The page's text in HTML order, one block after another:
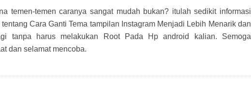
temen-temen caranya sangat mudah bukan? itulah sedikit informasi
Cara Ganti Tema tampilan Instagram Menjadi Lebih Menarik dan
tanpa harus melakukan Root Pada Hp android kalian. Semoga
dan selamat mencoba.